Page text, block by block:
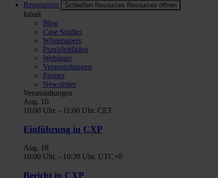
Ressourcen
Schließen Resources Resources öffnen
Inhalt
Blog
Case Studies
Whitepapers
Praxisleitfäden
Webinare
Veranstaltungen
Partner
Newsletter
Veranstaltungen
Aug. 10
10:00 Uhr. - 11:00 Uhr. CET
Einführung in CXP
Aug. 18
10:00 Uhr. - 10:30 Uhr. UTC+0
Bericht in CXP